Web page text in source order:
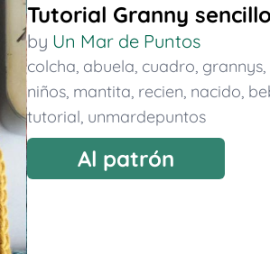
Tutorial Granny
by Un Mar de Puntos
colcha, abuela, cuadro, grannys,
niños, mantita, recien, nacido,
tutorial, unmardepuntos
Al patrón